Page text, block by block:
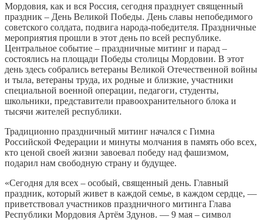
Мордовия, как и вся Россия, сегодня празднует священный
праздник – День Великой Победы. День славы непобедимого
советского солдата, подвига народа-победителя. Праздничные
мероприятия прошли в этот день по всей республике.
Центральное событие – праздничные митинг и парад –
состоялись на площади Победы столицы Мордовии. В этот
день здесь собрались ветераны Великой Отечественной войны
и тыла, ветераны труда, их родные и близкие, участники
специальной военной операции, педагоги, студенты,
школьники, представители правоохранительного блока и
тысячи жителей республики.
Традиционно праздничный митинг начался с Гимна
Российской Федерации и минуты молчания в память обо всех,
кто ценой своей жизни завоевал победу над фашизмом,
подарил нам свободную страну и будущее.
«Сегодня для всех – особый, священный день. Главный
праздник, который живет в каждой семье, в каждом сердце, —
приветствовал участников праздничного митинга Глава
Республики Мордовия Артём Здунов. — 9 мая – символ